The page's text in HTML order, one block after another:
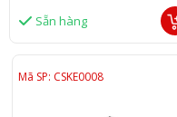
Sẵn hàng
Mã SP: CSKE0008